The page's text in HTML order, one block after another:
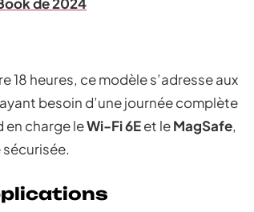
heures, ce modèle s’adresse aux
besoin d’une journée complète
en charge leWi-Fi 6Eet leMagSafe,